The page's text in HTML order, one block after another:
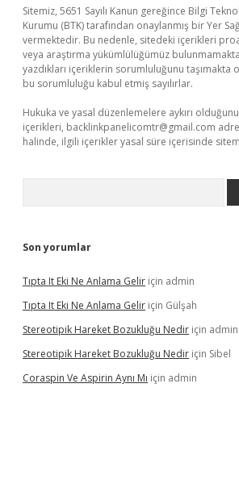
Sitemiz, 5651 Sayılı Kanun gereğince Bilgi
Kurumu (BTK) tarafından onaylanmış bir Yer
vermektedir. Bu nedenle, sitedeki içerikleri
veya araştırma yükümlülüğümüz
yazdıkları içeriklerin sorumluluğunu taşımakta
bu sorumluluğu kabul etmiş sayılırlar.
Hukuka ve yasal düzenlemelere aykırı
içerikleri, backlinkpanelicomtr@gmail.com
halinde, ilgili içerikler yasal süre içerisinde
Son yorumlar
Tıpta It Eki Ne Anlama Gelir için admin
Tıpta It Eki Ne Anlama Gelir için Gülşah
Stereotipik Hareket Bozukluğu Nedir için admin
Stereotipik Hareket Bozukluğu Nedir için Sibel
Coraspin Ve Aspirin Aynı Mı için admin